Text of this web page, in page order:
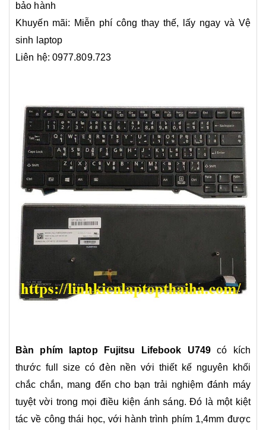
bảo hành
Khuyến mãi: Miễn phí công thay thế, lấy ngay và Vệ
sinh laptop
Liên hệ: 0977.809.723
Bàn phím laptop Fujitsu Lifebook U749 có kích
thước full size có đèn nền với thiết kế nguyên khối
chắc chắn, mang đến cho bạn trải nghiệm đánh máy
tuyệt vời trong mọi điều kiện ánh sáng. Đó là một kiệt
tác về công thái học, với hành trình phím 1,4mm được